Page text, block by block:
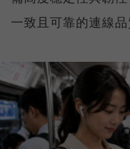
一致且可靠的連線品